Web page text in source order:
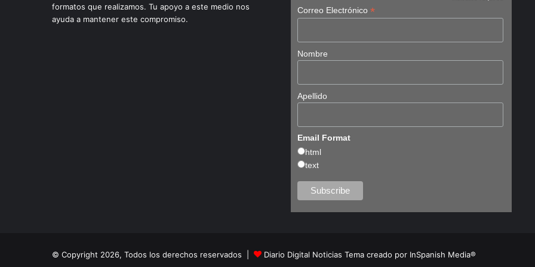
formatos que realizamos. Tu apoyo a este medio nos
ayuda a mantener este compromiso.
Correo Electrónico*
Nombre
Apellido
Email Format
html
text
© Copyright 2026, Todos los derechos reservados | Diario Digital Noticias Tema creado por InSpanish Media®